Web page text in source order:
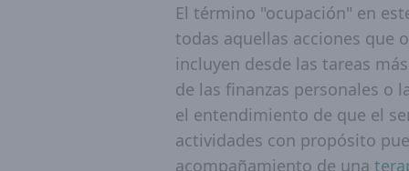
El término "ocupación" en
todas aquellas acciones que
incluyen desde las tareas
de las finanzas personales o
el entendimiento de que el
actividades con propósito
acompañamiento de una